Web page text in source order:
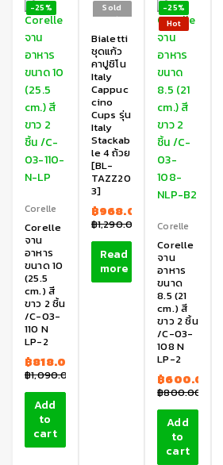
-25%
Corelle
Corelle
จาน
อาหาร
ขนาด 10
(25.5
cm.) สี
ขาว 2 ชิ้น
/C-03-
110 N
LP-2
฿1,090.00
฿818.00
Add
to
cart
Sold
out
Bialetti
ชุดแก้ว
คาปูชิโน
Italy
Cappuc
cino
Cups รุ่น
Italy
Stackab
le 4 ถ้วย
[BL-
TAZZ20
3]
฿1,290.00
฿968.00
Read
more
-25%
Hot
Corelle
Corelle
จาน
อาหาร
ขนาด
8.5 (21
cm.) สี
ขาว 2 ชิ้น
/C-03-
108 N
LP-2
฿800.00
฿600.00
Add
to
cart